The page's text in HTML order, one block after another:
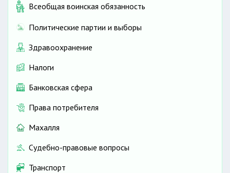
Всеобщая воинская обязанность
Политические партии и выборы
Здравоохранение
Налоги
Банковская сфера
Права потребителя
Махалля
Судебно-правовые вопросы
Транспорт